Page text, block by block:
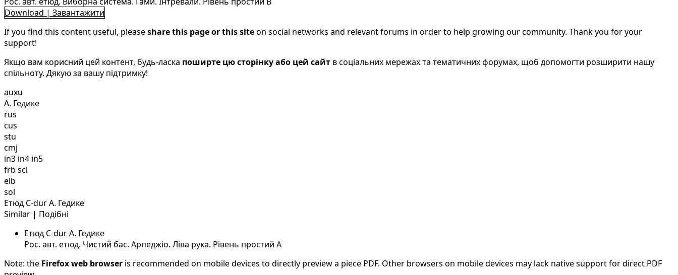
Download | Завантажити
If you find this content useful, pleaseshare this page or this siteon social networks and relevant forums in order to help growing our community. Thank you for your
support!
Якщо вам корисний цей контент, будь-ласка поширте цю сторінку або цей сайт в соціальних мережах та тематичних форумах, щоб допомогти розширити нашу
спільноту. Дякую за вашу підтримку!
auxu
А. Гедике
rus
cus
stu
cmj
in3 in4 in5
frb scl
elb
sol
Етюд C-dur А. Гедике
Similar | Подібні
Етюд C-durА. Гедике
Рос. авт. етюд. Чистий бас. Арпеджіо. Ліва рука. Рівень простий A
Note: the Firefox web browser is recommended on mobile devices to directly preview a piece PDF. Other browsers on mobile devices may lack native support for direct PDF